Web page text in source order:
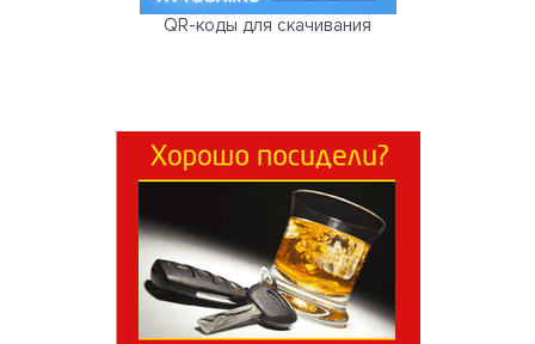
QR-коды для скачивания